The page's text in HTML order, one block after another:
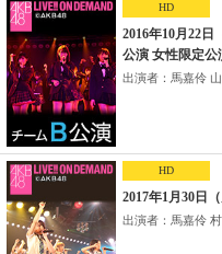
HD
2016年10月22
公演 女性限定公
出演者：馬嘉伶
HD
2017年1月30日
出演者：馬嘉伶